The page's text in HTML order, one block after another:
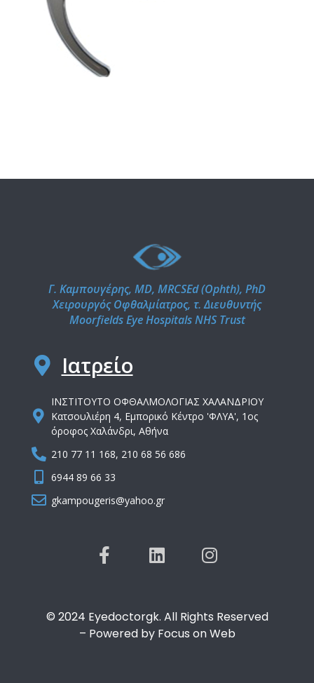
Γ. Καμπουγέρης, MD, MRCSEd (Ophth), PhD
Χειρουργός Οφθαλμίατρος, τ. Διευθυντής
Moorfields Eye Hospitals NHS Trust
Ιατρείο
IΝΣΤΙΤΟΥΤΟ ΟΦΘΑΛΜΟΛΟΓΙΑΣ ΧΑΛΑΝΔΡΙΟΥ
Κατσουλιέρη 4, Εμπορικό Κέντρο 'ΦΛΥΑ', 1ος
όροφος Χαλάνδρι, Αθήνα
210 77 11 168, 210 68 56 686
6944 89 66 33
gkampougeris@yahoo.gr
© 2024 Eyedoctorgk. All Rights Reserved
– Powered by Focus on Web